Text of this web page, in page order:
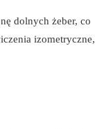
dolnych żeber, co
izometryczne,